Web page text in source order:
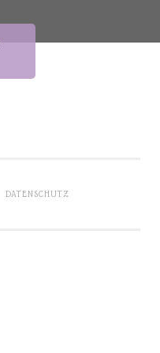
DATENSCHUTZ